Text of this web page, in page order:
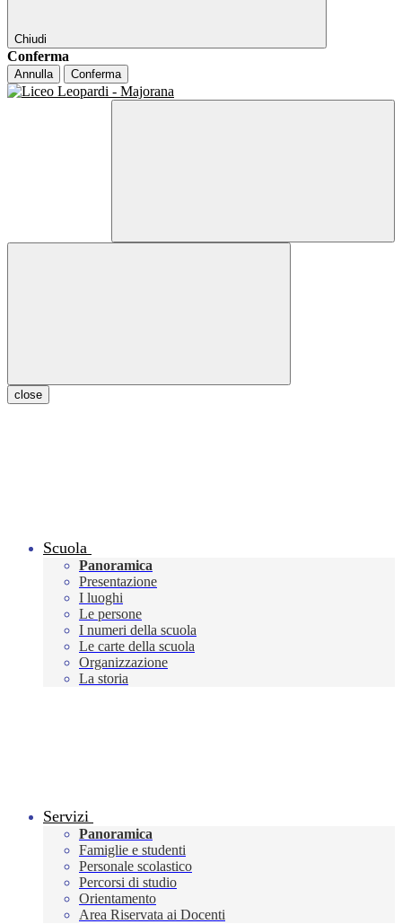
Chiudi
Conferma
Annulla Conferma
close
Scuola
Panoramica
Presentazione
I luoghi
Le persone
I numeri della scuola
Le carte della scuola
Organizzazione
La storia
Servizi
Panoramica
Famiglie e studenti
Personale scolastico
Percorsi di studio
Orientamento
Area Riservata ai Docenti